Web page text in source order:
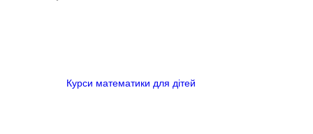
Курси математики для дітей